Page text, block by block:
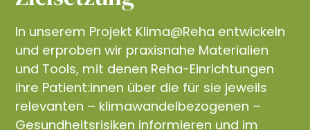
In unserem Projekt Klima@Reha entwickeln
und erproben wir praxisnahe Materialien
und Tools, mit denen Reha-Einrichtungen
ihre Patient:innen über die für sie jeweils
relevanten – klimawandelbezogenen –
Gesundheitsrisiken informieren und im